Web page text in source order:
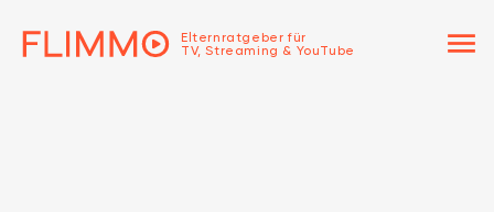
Elternratgeber für
TV, Streaming & YouTube
menu